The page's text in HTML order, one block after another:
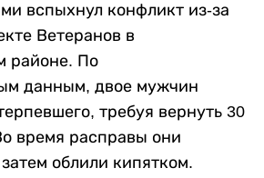
вспыхнул конфликт из-за
Ветеранов в
районе. По
данным, двое мужчин
требуя вернуть 30
время расправы они
облили кипятком.